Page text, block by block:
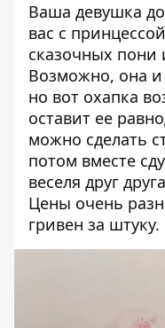
Ваша девушка
вас с
сказочных пони
Возможно, она
но вот охапка
оставит ее
можно сделать
потом вместе
веселя друг
Цены очень
гривен за штуку.